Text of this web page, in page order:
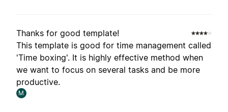
Thanks for good template!
This template is good for time management called
'Time boxing'. It is highly effective method when
we want to focus on several tasks and be more
productive.
M